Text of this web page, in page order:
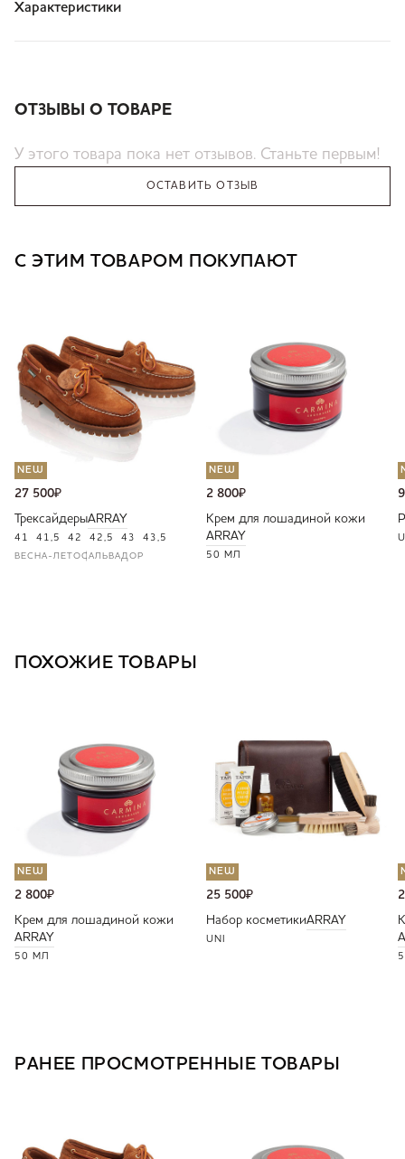
Характеристики
ОТЗЫВЫ О ТОВАРЕ
У этого товара пока нет отзывов. Станьте первым!
ОСТАВИТЬ ОТЗЫВ
С ЭТИМ ТОВАРОМ ПОКУПАЮТ
NEW
27 500₽
ТрексайдерыARRAY
41 41,5 42 42,5 43 43,5
ВЕСНА-ЛЕТОСАЛЬВАДОР
NEW
2 800₽
Крем для лошадиной кожи
ARRAY
50 МЛ
ПОХОЖИЕ ТОВАРЫ
NEW
2 800₽
Крем для лошадиной кожи
ARRAY
50 МЛ
NEW
25 500₽
Набор косметикиARRAY
UNI
РАНЕЕ ПРОСМОТРЕННЫЕ ТОВАРЫ